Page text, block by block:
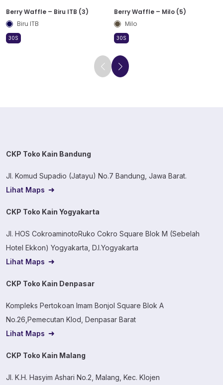
Berry Waffle – Biru ITB (3)
Biru ITB
30S
Berry Waffle – Milo (5)
Milo
30S
CKP Toko Kain Bandung
Jl. Komud Supadio (Jatayu) No.7 Bandung, Jawa Barat.
Lihat Maps
CKP Toko Kain Yogyakarta
Jl. HOS CokroaminotoRuko Cokro Square Blok M (Sebelah
Hotel Ekkon) Yogyakarta, D.I.Yogyakarta
Lihat Maps
CKP Toko Kain Denpasar
Kompleks Pertokoan Imam Bonjol Square Blok A
No.26,Pemecutan Klod, Denpasar Barat
Lihat Maps
CKP Toko Kain Malang
Jl. K.H. Hasyim Ashari No.2, Malang, Kec. Klojen